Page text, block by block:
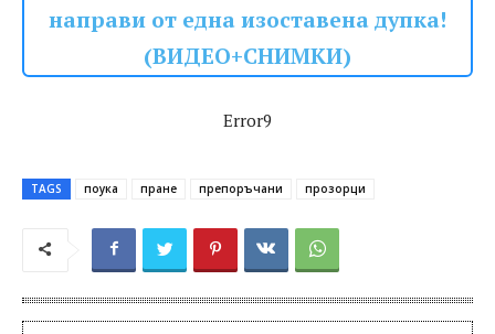
направи от една изоставена дупка!
(ВИДЕО+СНИМКИ)
Error9
TAGS поука пране препоръчани прозорци